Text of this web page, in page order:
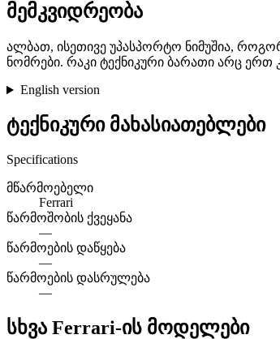
მემკვიდრეობა
ალბათ, ისეთივე უპასპორტო ნიმუშია,
ნომრები. რაკი ტექნიკური ბარათი არც
English version
ტექნიკური მახასიათებლები
Specifications
მწარმოებელი
Ferrari
წარმოშობის ქვეყანა
—
წარმოების დაწყება
—
წარმოების დასრულება
—
სხვა Ferrari-ის მოდელები